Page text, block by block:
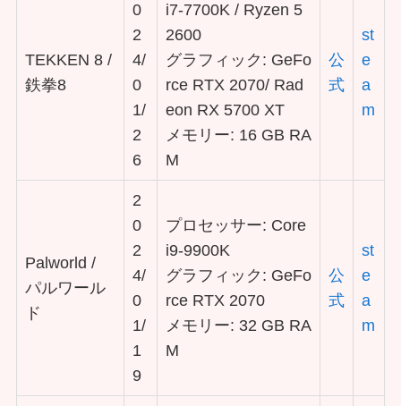
TEKKEN 8 /
鉄拳8
0
2
4/
0
1/
2
6
i7-7700K / Ryzen 5
2600
グラフィック: GeFo
rce RTX 2070/ Rad
eon RX 5700 XT
メモリー: 16 GB RA
M
公
式
st
e
a
m
Palworld /
パルワール
ド
2
0
2
4/
0
1/
1
9
プロセッサー: Core
i9-9900K
グラフィック: GeFo
rce RTX 2070
メモリー: 32 GB RA
M
公
式
st
e
a
m